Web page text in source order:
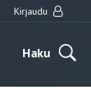
Kirjaudu
Haku